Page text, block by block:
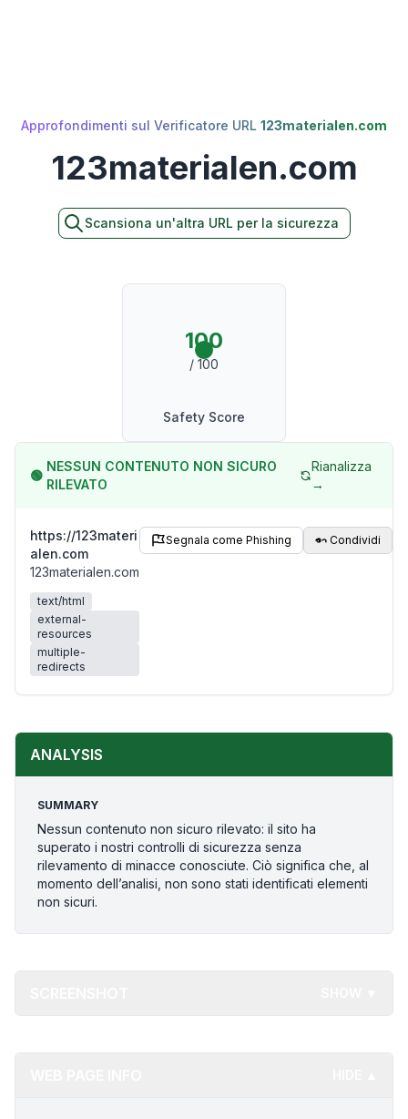
Approfondimenti sul Verificatore URL 123materialen.com
123materialen.com
Scansiona un'altra URL per la sicurezza
100
/ 100
Safety Score
🟢
NESSUN CONTENUTO NON SICURO
RILEVATO
Rianalizza
→
https://123materi
alen.com
123materialen.com
text/html
external-
resources
multiple-
redirects
Segnala come Phishing Condividi
ANALYSIS
SUMMARY
Nessun contenuto non sicuro rilevato: il sito ha
superato i nostri controlli di sicurezza senza
rilevamento di minacce conosciute. Ciò significa che, al
momento dell’analisi, non sono stati identificati elementi
non sicuri.